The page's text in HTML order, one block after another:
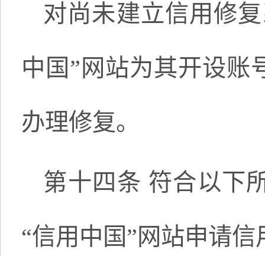
对尚未建立信用修
中国”网站为其开设账
办理修复。
第十四条 符合以下
“信用中国”网站申请信